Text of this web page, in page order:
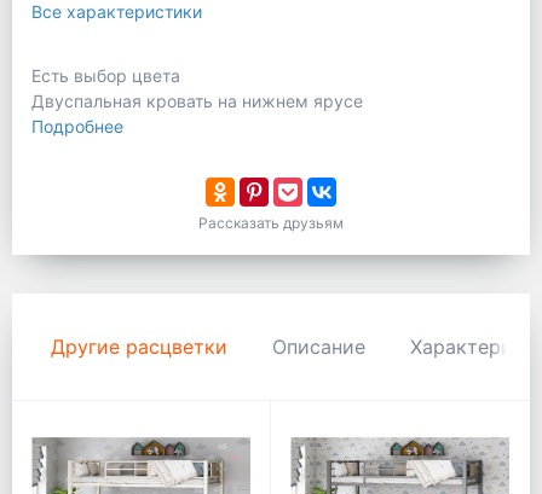
Все характеристики
Есть выбор цвета
Двуспальная кровать на нижнем ярусе
Подробнее
Рассказать друзьям
Другие расцветки Описание